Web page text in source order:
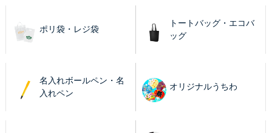
ポリ袋・レジ袋
トートバッグ・エコバ
ッグ
名入れボールペン・名
入れペン
オリジナルうちわ